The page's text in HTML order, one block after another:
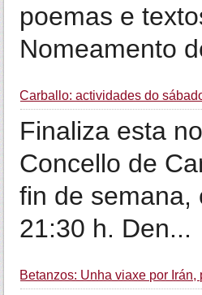
poemas e
Nomeamento
Carballo: actividades do
Finaliza esta
Concello de
fin de semana,
21:30 h. Den...
Betanzos: Unha viaxe por